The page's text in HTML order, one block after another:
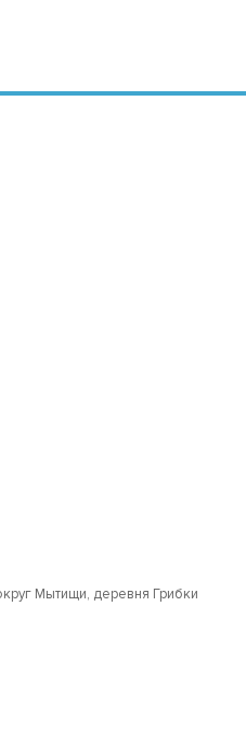
Мытищи, деревня Грибки